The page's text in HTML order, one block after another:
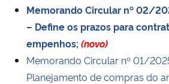
Ministério do Desenvolvimento Regional
Controladoria-Geral da União
Memorando Circular nº 02/
– Define os prazos para
empenhos; (novo)
Memorando Circular nº 01/
Planejamento de compras do